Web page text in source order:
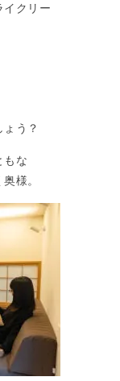
イクリー
う？
もな
様。